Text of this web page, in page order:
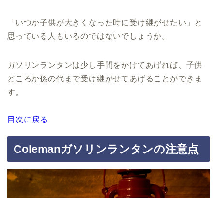
「いつか子供が大きくなった時に受け継がせたい」と
思っている人もいるのではないでしょうか。
ガソリンランタンは少し手間をかけてあげれば、子供
どころか孫の代まで受け継がせてあげることができま
す。
目次に戻る
Colemanガソリンランタンの注意点